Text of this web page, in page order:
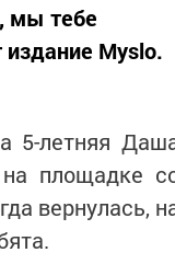
мы тебе
Myslo.
5-летняя
площадке
вернулась,